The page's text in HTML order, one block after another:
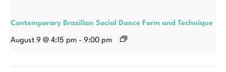
Contemporary Brazilian Social Dance Form and Technique
August 9 @ 4:15 pm - 9:00 pm